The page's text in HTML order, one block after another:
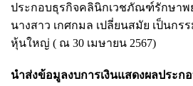
ประกอบธุรกิจคลินิกเวชภัณฑ์รักษาพ
นางสาว เกศกมล เปลี่ยนสมัย เป็นกร
หุ้นใหญ่ ( ณ 30 เมษายน 2567)
นำส่งข้อมูลงบการเงินแสดงผลประก